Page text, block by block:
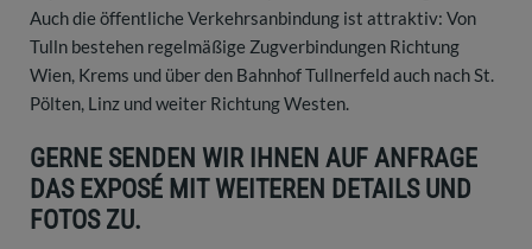
Auch die öffentliche Verkehrsanbindung ist attraktiv: Von
Tulln bestehen regelmäßige Zugverbindungen Richtung
Wien, Krems und über den Bahnhof Tullnerfeld auch nach St.
Pölten, Linz und weiter Richtung Westen.
GERNE SENDEN WIR IHNEN AUF ANFRAGE
DAS EXPOSÉ MIT WEITEREN DETAILS UND
FOTOS ZU.